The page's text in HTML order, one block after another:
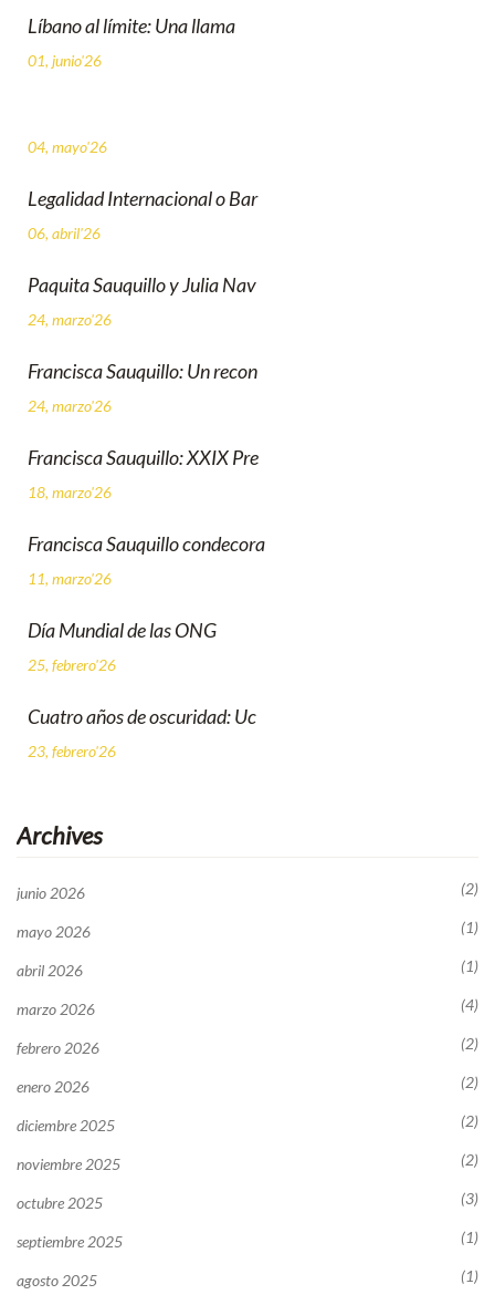
Líbano al límite: Una llama
01, junio'26
04, mayo'26
Legalidad Internacional o Bar
06, abril'26
Paquita Sauquillo y Julia Nav
24, marzo'26
Francisca Sauquillo: Un recon
24, marzo'26
Francisca Sauquillo: XXIX Pre
18, marzo'26
Francisca Sauquillo condecora
11, marzo'26
Día Mundial de las ONG
25, febrero'26
Cuatro años de oscuridad: Uc
23, febrero'26
Archives
junio 2026 (2)
mayo 2026 (1)
abril 2026 (1)
marzo 2026 (4)
febrero 2026 (2)
enero 2026 (2)
diciembre 2025 (2)
noviembre 2025 (2)
octubre 2025 (3)
septiembre 2025 (1)
agosto 2025 (1)